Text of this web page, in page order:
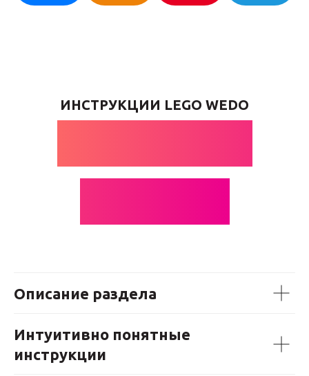
ИНСТРУКЦИИ LEGO WEDO
Описание раздела
Интуитивно понятные
инструкции